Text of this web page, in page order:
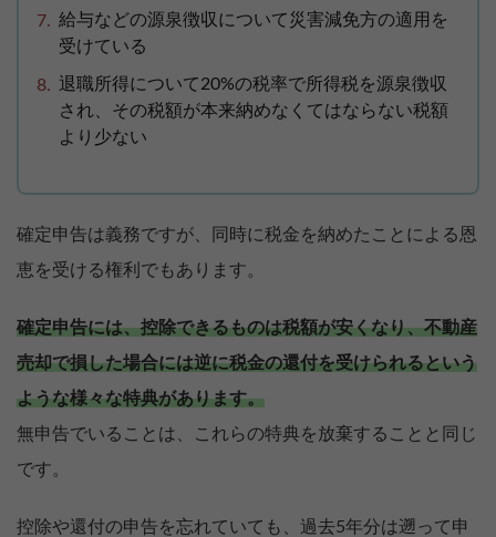
給与などの源泉徴収について災害減免方の適用を
受けている
退職所得について20%の税率で所得税を源泉徴収
され、その税額が本来納めなくてはならない税額
より少ない
確定申告は義務ですが、同時に税金を納めたことによる恩
恵を受ける権利でもあります。
確定申告には、控除できるものは税額が安くなり、不動産
売却で損した場合には逆に税金の還付を受けられるという
ような様々な特典があります。
無申告でいることは、これらの特典を放棄することと同じ
です。
控除や還付の申告を忘れていても、過去5年分は遡って申